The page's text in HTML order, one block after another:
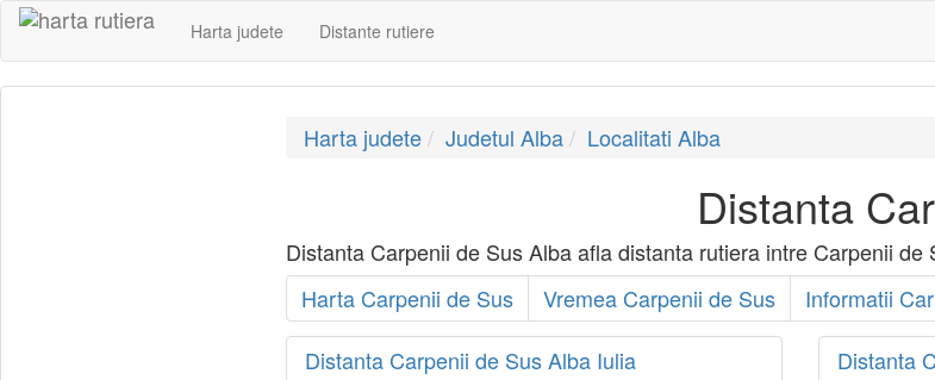
Harta judete Distante rutiere
Harta judete Judetul Alba Localitati Alba
Distanta
Distanta Carpenii de Sus Alba afla distanta rutiera intre Carpenii
Harta Carpenii de Sus
Vremea Carpenii de Sus
Informatii
Distanta Carpenii de Sus Alba Iulia
Distanta